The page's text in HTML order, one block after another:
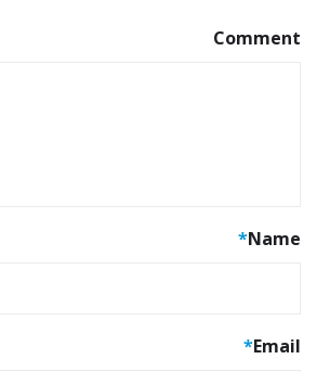
Comment
Name
*
Email
*